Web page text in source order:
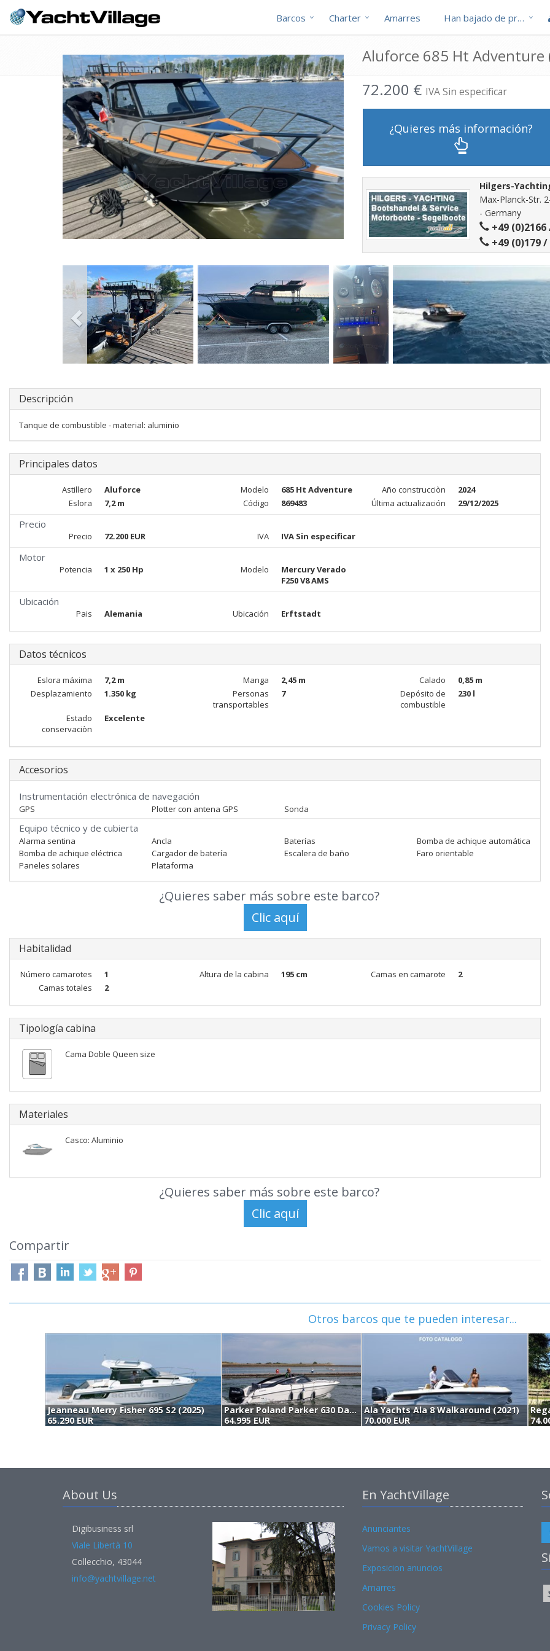
Barcos Charter Amarres Han bajado de precio
Aluforce 685 Ht Adventure
72.200 € IVA Sin especificar
¿Quieres más información?
Hilgers-
Max-Planck-Str.
- Germany
+49 (0)2166
+49 (0)179 /
Descripción
Tanque de combustible - material: aluminio
Principales datos
Astillero Aluforce Modelo 685 Ht Adventure Año construcciòn
2024
Eslora
7,2 m Código 869483 Última actualización 29/12/2025
Precio
Precio 72.200 EUR IVA IVA Sin especificar
Motor
Potencia 1 x 250 Hp Modelo
Mercury Verado
F250 V8 AMS
Ubicación
Pais Alemania Ubicación Erftstadt
Datos técnicos
Eslora máxima 7,2 m Manga 2,45 m Calado
0,85 m
Desplazamiento
1.350 kg
Personas
transportables
7
Depósito de
combustible
230 l
Estado
conservaciòn
Excelente
Accesorios
Instrumentación electrónica de navegación
GPS Plotter con antena GPS Sonda
Equipo técnico y de cubierta
Alarma sentina Ancla Baterías
Bomba de achique automática
Bomba de achique eléctrica
Cargador de batería Escalera de baño
Faro orientable
Paneles solares
Plataforma
¿Quieres saber más sobre este barco?
Habitalidad
Número camarotes 1 Altura de la cabina 195 cm Camas en camarote
2
Camas totales
2
Tipología cabina
Cama Doble Queen size
Materiales
Casco: Aluminio
¿Quieres saber más sobre este barco?
Compartir
Otros barcos que te pueden interesar...
Jeanneau Merry Fisher 695 S2 (2025)
65.290 EUR
Parker Poland Parker 630 Day Cruiser (2024)
64.995 EUR
Ala Yachts Ala 8 Walkaround (2021)
70.000 EUR
About Us
Digibusiness srl
Viale Libertà 10
Collecchio, 43044
info@yachtvillage.net
En YachtVillage
Anunciantes
Vamos a visitar YachtVillage
Exposicion anuncios
Amarres
Cookies Policy
Privacy Policy